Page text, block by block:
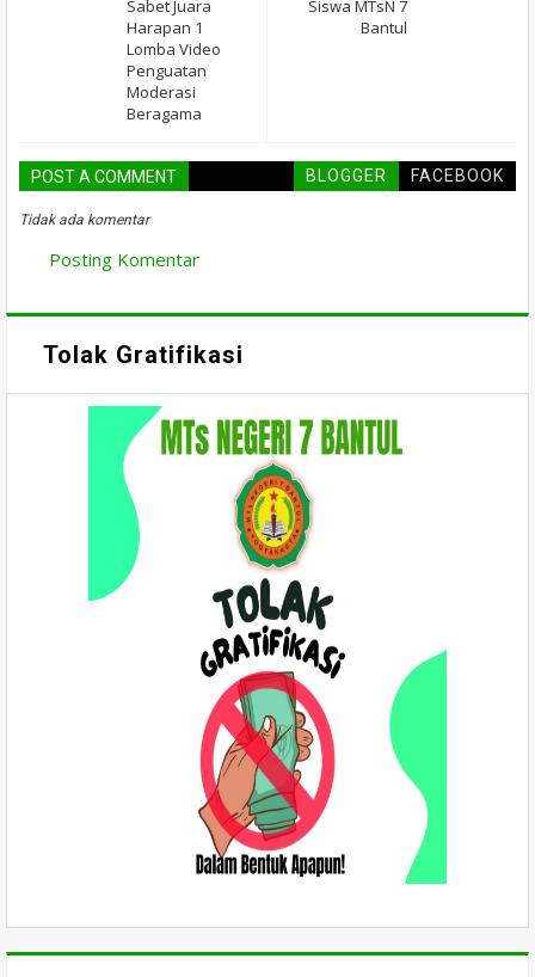
Siswa MTsN 7
Bantul
Sabet Juara
Harapan 1
Lomba Video
Penguatan
Moderasi
Beragama
POST A COMMENT BLOGGER FACEBOOK
Tidak ada komentar
Posting Komentar
Tolak Gratifikasi